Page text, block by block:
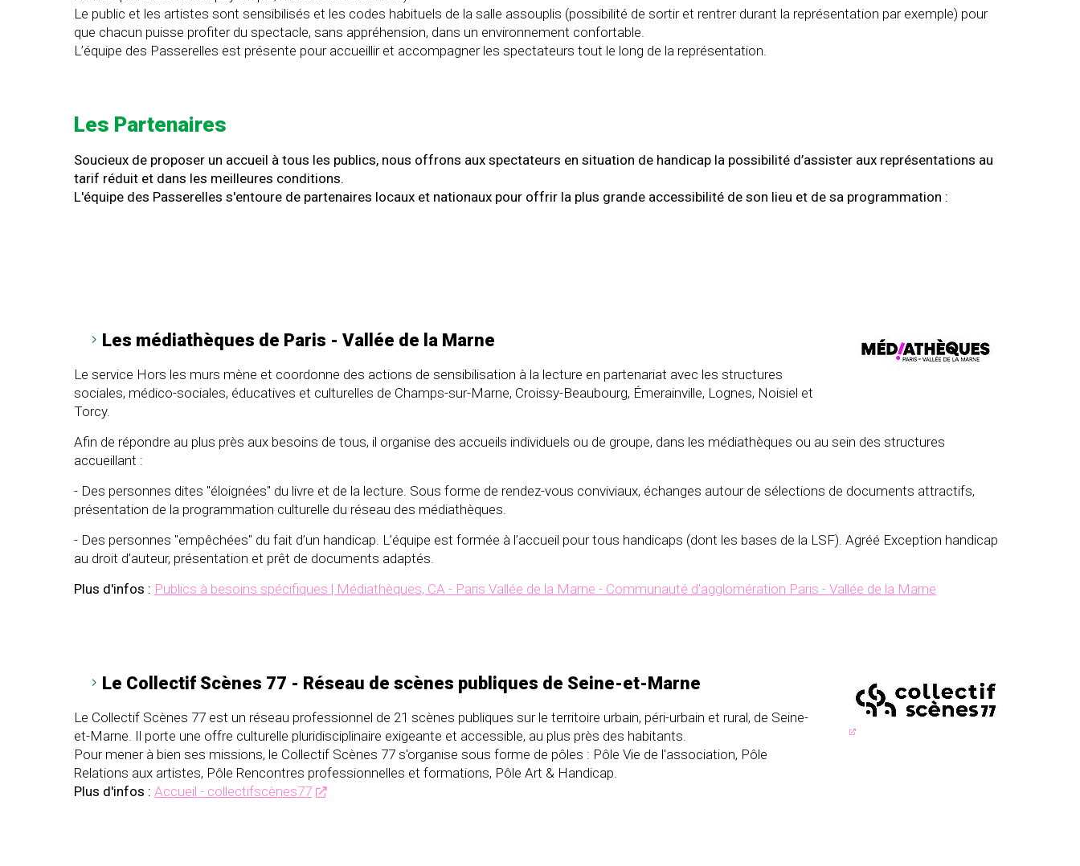
Le public et les artistes sont sensibilisés et les codes habituels de la salle assouplis (possibilité de sortir et rentrer durant la représentation par exemple) pour
que chacun puisse profiter du spectacle, sans appréhension, dans un environnement confortable.
L’équipe des Passerelles est présente pour accueillir et accompagner les spectateurs tout le long de la représentation.
Les Partenaires
Soucieux de proposer un accueil à tous les publics, nous offrons aux spectateurs en situation de handicap la possibilité d’assister aux représentations au
tarif réduit et dans les meilleures conditions.
L'équipe des Passerelles s'entoure de partenaires locaux et nationaux pour offrir la plus grande accessibilité de son lieu et de sa programmation :
Les médiathèques de Paris - Vallée de la Marne
Le service Hors les murs mène et coordonne des actions de sensibilisation à la lecture en partenariat avec les structures
sociales, médico-sociales, éducatives et culturelles de Champs-sur-Marne, Croissy-Beaubourg, Émerainville, Lognes, Noisiel et
Torcy.
Afin de répondre au plus près aux besoins de tous, il organise des accueils individuels ou de groupe, dans les médiathèques ou au sein des structures
accueillant :
- Des personnes dites "éloignées" du livre et de la lecture. Sous forme de rendez-vous conviviaux, échanges autour de sélections de documents attractifs,
présentation de la programmation culturelle du réseau des médiathèques.
- Des personnes "empêchées" du fait d’un handicap. L’équipe est formée à l’accueil pour tous handicaps (dont les bases de la LSF). Agréé Exception handicap
au droit d’auteur, présentation et prêt de documents adaptés.
Plus d'infos : Publics à besoins spécifiques | Médiathèques, CA - Paris Vallée de la Marne - Communauté d'agglomération Paris - Vallée de la Marne
Le Collectif Scènes 77 - Réseau de scènes publiques de Seine-et-Marne
Le Collectif Scènes 77 est un réseau professionnel de 21 scènes publiques sur le territoire urbain, péri-urbain et rural, de Seine-
et-Marne. Il porte une offre culturelle pluridisciplinaire exigeante et accessible, au plus près des habitants.
Pour mener à bien ses missions, le Collectif Scènes 77 s'organise sous forme de pôles : Pôle Vie de l'association, Pôle
Relations aux artistes, Pôle Rencontres professionnelles et formations, Pôle Art & Handicap.
Plus d'infos : Accueil - collectifscènes77